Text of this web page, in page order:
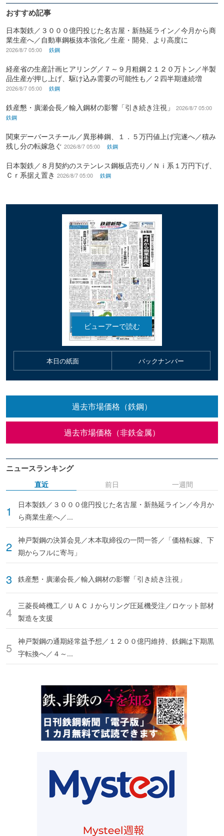
おすすめ記事
日本製鉄／３０００億円投じた名古屋・新熱延ライン／今月から商
業生産へ／自動車鋼板抜本強化／生産・開発、より高度に
2026/8/7 05:00 鉄鋼
経産省の生産計画ヒアリング／７～９月粗鋼２１２０万トン／半製
品生産が押し上げ、駆け込み需要の可能性も／２四半期連続増
2026/8/7 05:00 鉄鋼
鉄産懇・廣瀬会長／輸入鋼材の影響「引き続き注視」
2026/8/7 05:00
鉄鋼
関東デーバースチール／異形棒鋼、１．５万円値上げ完遂へ／積み
残し分の転嫁急ぐ 2026/8/7 05:00 鉄鋼
日本製鉄／８月契約のステンレス鋼板店売り／Ｎｉ系１万円下げ、
Ｃｒ系据え置き 2026/8/7 05:00 鉄鋼
本日の紙面 バックナンバー
過去市場価格（鉄鋼）
過去市場価格（非鉄金属）
ニュースランキング
直近
日本製鉄／３０００億円投じた名古屋・新熱延ライン／今月か
ら商業生産へ／...
神戸製鋼の決算会見／木本取締役の一問一答／「価格転嫁、下
期からフルに寄与」
鉄産懇・廣瀬会長／輸入鋼材の影響「引き続き注視」
三菱長崎機工／ＵＡＣＪからリング圧延機受注／ロケット部材
製造を支援
神戸製鋼の通期経常益予想／１２００億円維持、鉄鋼は下期黒
字転換へ／４～...
前日 一週間